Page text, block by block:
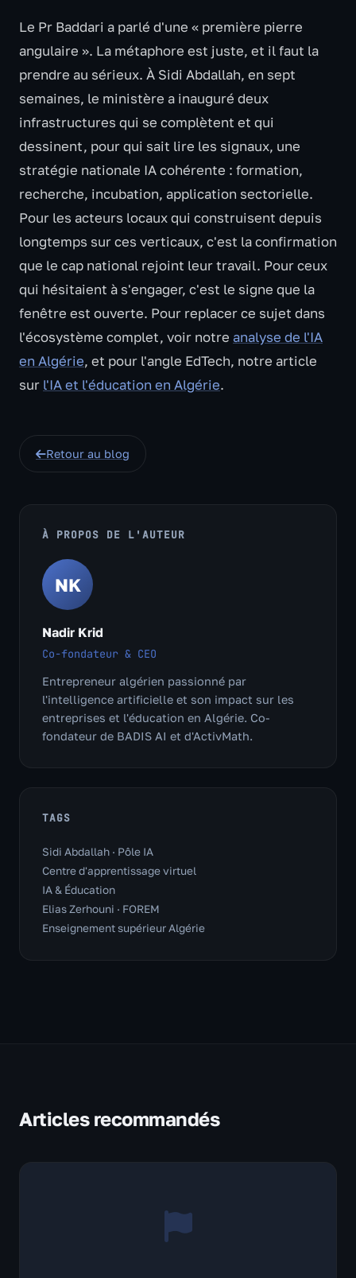
Le Pr Baddari a parlé d'une « première pierre
angulaire ». La métaphore est juste, et il faut la
prendre au sérieux. À Sidi Abdallah, en sept
semaines, le ministère a inauguré deux
infrastructures qui se complètent et qui
dessinent, pour qui sait lire les signaux, une
stratégie nationale IA cohérente : formation,
recherche, incubation, application sectorielle.
Pour les acteurs locaux qui construisent depuis
longtemps sur ces verticaux, c'est la confirmation
que le cap national rejoint leur travail. Pour ceux
qui hésitaient à s'engager, c'est le signe que la
fenêtre est ouverte. Pour replacer ce sujet dans
l'écosystème complet, voir notre analyse de l'IA
en Algérie, et pour l'angle EdTech, notre article
sur l'IA et l'éducation en Algérie.
Retour au blog
À PROPOS DE L'AUTEUR
NK
Nadir Krid
Co-fondateur & CEO
Entrepreneur algérien passionné par
l'intelligence artificielle et son impact sur les
entreprises et l'éducation en Algérie. Co-
fondateur de BADIS AI et d'ActivMath.
TAGS
Sidi Abdallah · Pôle IA
Centre d'apprentissage virtuel
IA & Éducation
Elias Zerhouni · FOREM
Enseignement supérieur Algérie
Articles recommandés